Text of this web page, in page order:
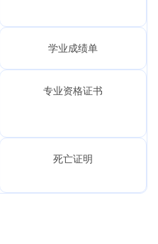
学业成绩单
专业资格证书
死亡证明